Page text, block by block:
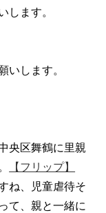
します。
いします。
央区舞鶴に里親
【フリップ】
ね、児童虐待そ
て、親と一緒に